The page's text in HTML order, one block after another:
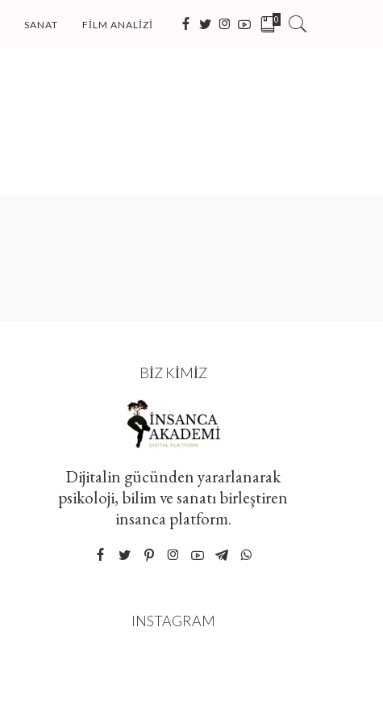
SANAT FILM ANALIZI 0
BIZ KIMIZ
Dijitalin gücünden yararlanarak
psikoloji, bilim ve sanatı birleştiren
insanca platform.
INSTAGRAM